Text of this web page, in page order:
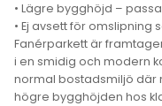
• Lägre bygghöjd –
• Ej avsett för
Fanérparkett är
i en smidig och modern
normal bostadsmiljö där
högre bygghöjden hos